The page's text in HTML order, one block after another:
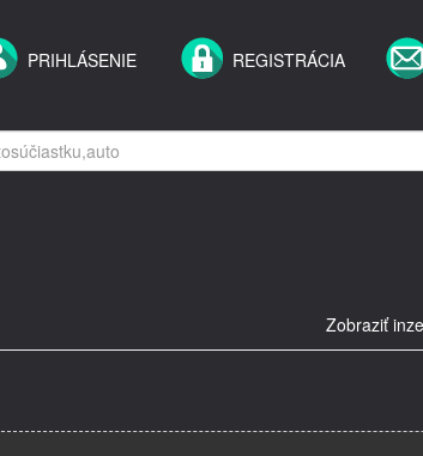
PRIHLÁSENIE REGISTRÁCIA
Zobraziť